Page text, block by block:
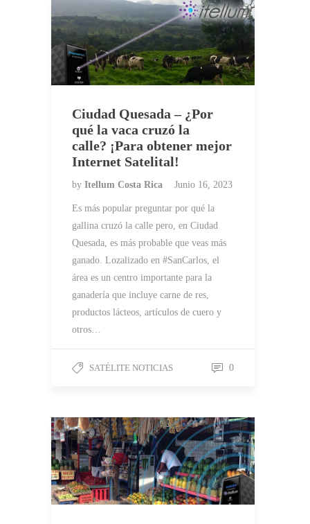
Ciudad Quesada – ¿Por
qué la vaca cruzó la
calle? ¡Para obtener mejor
Internet Satelital!
by Itellum Costa Rica Junio 16, 2023
Es más popular preguntar por qué la
gallina cruzó la calle pero, en Ciudad
Quesada, es más probable que veas más
ganado. Lozalizado en #SanCarlos, el
área es un centro importante para la
ganadería que incluye carne de res,
productos lácteos, artículos de cuero y
otros…
SATÉLITE NOTICIAS 0